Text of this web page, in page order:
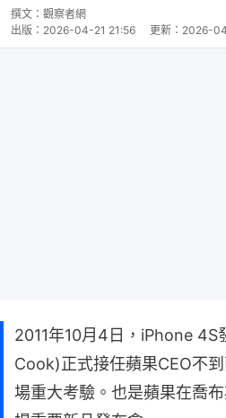
撰文： 觀察者網
出版： 2026-04-21 21:56 更新： 2026-
2011年10月4日，iPhone 4S
Cook)正式接任蘋果CEO不
場重大考驗。也是蘋果在喬